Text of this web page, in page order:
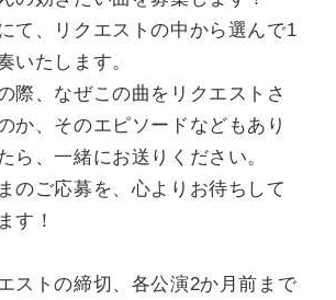
て、リクエストの中から選んで1
いたします。
際、なぜこの曲をリクエストさ
か、そのエピソードなどもあり
ら、一緒にお送りください。
のご応募を、心よりお待ちして
す！
ストの締切、各公演2か月前まで